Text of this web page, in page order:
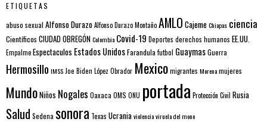
ETIQUETAS
abuso sexual Alfonso DurazoAlfonso Durazo MontañoAMLO CajemeChiapas ciencia
Científicos CIUDAD OBREGÓNColombia Covid-19 Deportes derechos humanos EE.UU.
EmpalmeEspectaculos Estados UnidosFarandulafutbol GuaymasGuerra
Hermosillo IMSS Joe Biden López Obrador Mexicomigrantes Morenamujeres
MundoNiños Nogales Oaxaca OMS ONU portada Protección Civil Rusia
Salud Sedena sonora Texas Ucraniaviolenciaviruela del mono